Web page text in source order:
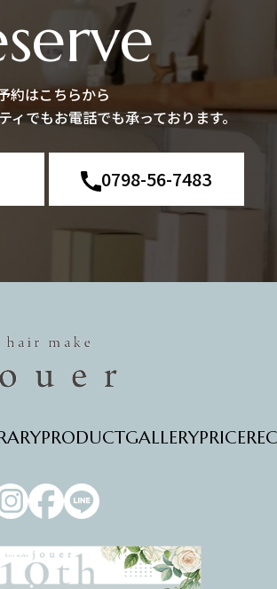
約はこちらから
ィでもお電話でも承っております。
0798-56-7483
PRODUCTGALLERYPRICE